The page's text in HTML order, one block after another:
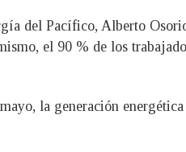
del Pacífico, Alberto
el 90 % de los
la generación